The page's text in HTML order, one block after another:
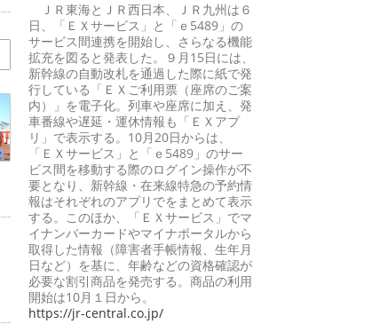
ＪＲ東海とＪＲ西日本、ＪＲ九州は６
日、「ＥＸサービス」と「ｅ5489」の
サービス間連携を開始し、さらなる機能
拡充を図ると発表した。９月15日には、
新幹線の自動改札を通過した際に紙で発
行している「ＥＸご利用票（座席のご案
内）」を電子化。列車や座席に加え、発
車番線や遅延・運休情報も「ＥＸアプ
リ」で表示する。10月20日からは、
「ＥＸサービス」と「ｅ5489」のサー
ビス間を移動する際のログイン操作が不
要となり、新幹線・在来線特急の予約情
報はそれぞれのアプリでをまとめて表示
する。このほか、「ＥＸサービス」でマ
イナンバーカードやマイナポータルから
取得した情報（障害者手帳情報、生年月
日など）を基に、年齢などの資格確認が
必要な割引商品を発売する。商品の利用
開始は10月１日から。
https://jr-central.co.jp/